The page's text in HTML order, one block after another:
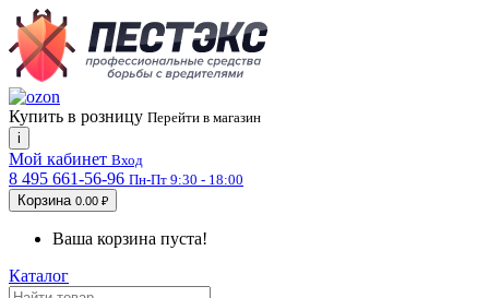
Купить в розницу Перейти в магазин
i
Мой кабинет Вход
8 495 661-56-96 Пн-Пт 9:30 - 18:00
Корзина 0.00 ₽
Ваша корзина пуста!
Каталог